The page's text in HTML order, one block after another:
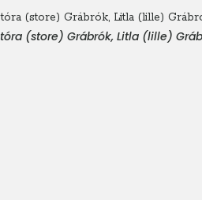
(store) Grábrók, Litla (lille)